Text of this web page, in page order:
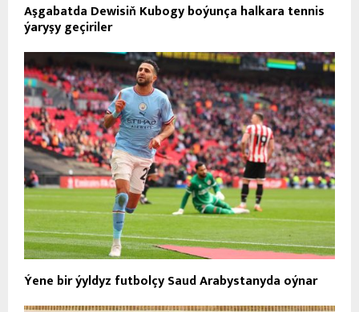
Aşgabatda Dewisiň Kubogy boýunça halkara tennis
ýaryşy geçiriler
Ýene bir ýyldyz futbolçy Saud Arabystanyda oýnar